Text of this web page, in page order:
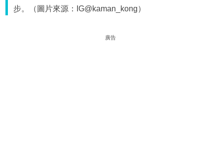
步。（圖片來源：IG@kaman_kong）
廣告